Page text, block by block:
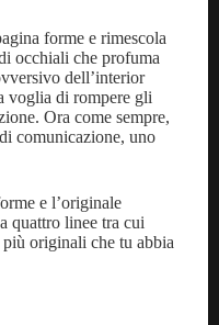
forme e rimescola
occhiali che profuma
dell’interior
voglia di rompere gli
Ora come sempre,
comunicazione, uno
e l’originale
quattro linee tra cui
originali che tu abbia